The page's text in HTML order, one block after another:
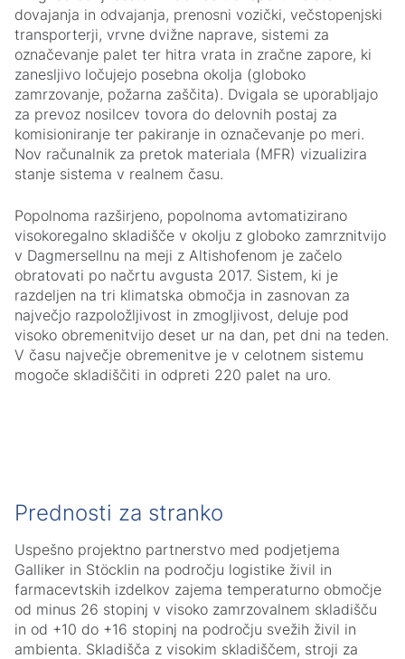
dovajanja in odvajanja, prenosni vozički, večstopenjski
transporterji, vrvne dvižne naprave, sistemi za
označevanje palet ter hitra vrata in zračne zapore, ki
zanesljivo ločujejo posebna okolja (globoko
zamrzovanje, požarna zaščita). Dvigala se uporabljajo
za prevoz nosilcev tovora do delovnih postaj za
komisioniranje ter pakiranje in označevanje po meri.
Nov računalnik za pretok materiala (MFR) vizualizira
stanje sistema v realnem času.
Popolnoma razširjeno, popolnoma avtomatizirano
visokoregalno skladišče v okolju z globoko zamrznitvijo
v Dagmersellnu na meji z Altishofenom je začelo
obratovati po načrtu avgusta 2017. Sistem, ki je
razdeljen na tri klimatska območja in zasnovan za
največjo razpoložljivost in zmogljivost, deluje pod
visoko obremenitvijo deset ur na dan, pet dni na teden.
V času največje obremenitve je v celotnem sistemu
mogoče skladiščiti in odpreti 220 palet na uro.
Prednosti za stranko
Uspešno projektno partnerstvo med podjetjema
Galliker in Stöcklin na področju logistike živil in
farmacevtskih izdelkov zajema temperaturno območje
od minus 26 stopinj v visoko zamrzovalnem skladišču
in od +10 do +16 stopinj na področju svežih živil in
ambienta. Skladišča z visokim skladiščem, stroji za